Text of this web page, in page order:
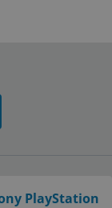
PlayStation